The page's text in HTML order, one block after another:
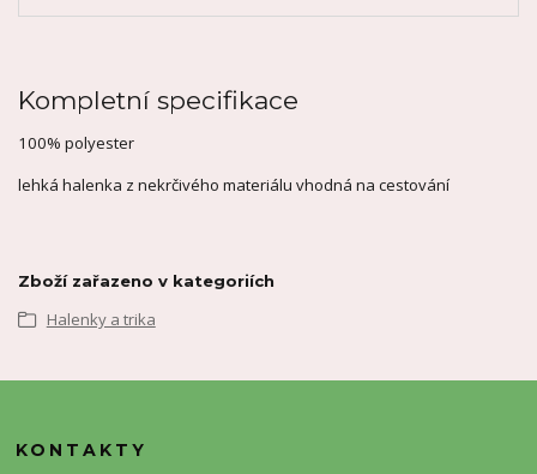
Kompletní specifikace
100% polyester
lehká halenka z nekrčivého materiálu vhodná na cestování
Zboží zařazeno v kategoriích
Halenky a trika
KONTAKTY